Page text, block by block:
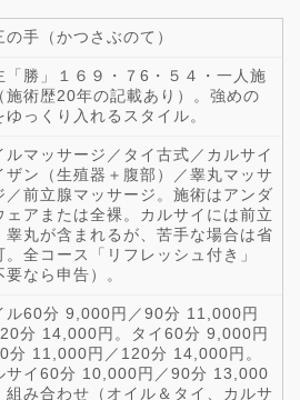
の手（かつさぶのて）
「勝」１６９・７6・５４・一人施
施術歴20年の記載あり）。強めの
ゆっくり入れるスタイル。
ルマッサージ／タイ古式／カルサイ
ザン（生殖器＋腹部）／睾丸マッサ
／前立腺マッサージ。施術はアンダ
ェアまたは全裸。カルサイには前立
睾丸が含まれるが、苦手な場合は省
。全コース「リフレッシュ付き」
要なら申告）。
ル60分 9,000円／90分 11,000円
分 14,000円。タイ60分 9,000円
分 11,000円／120分 14,000円。
サイ60分 10,000円／90分 13,000
組み合わせ（オイル＆タイ、カルサ